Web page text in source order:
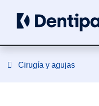
Cirugía y agujas